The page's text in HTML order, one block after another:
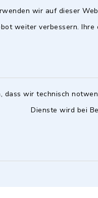
wir auf dieser
weiter verbessern.
dass wir technisch
Dienste wird bei